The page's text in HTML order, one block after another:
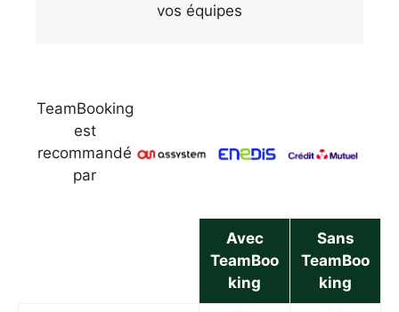
vos équipes
TeamBooking
est
recommandé
par
Avec
TeamBoo
king
Sans
TeamBoo
king